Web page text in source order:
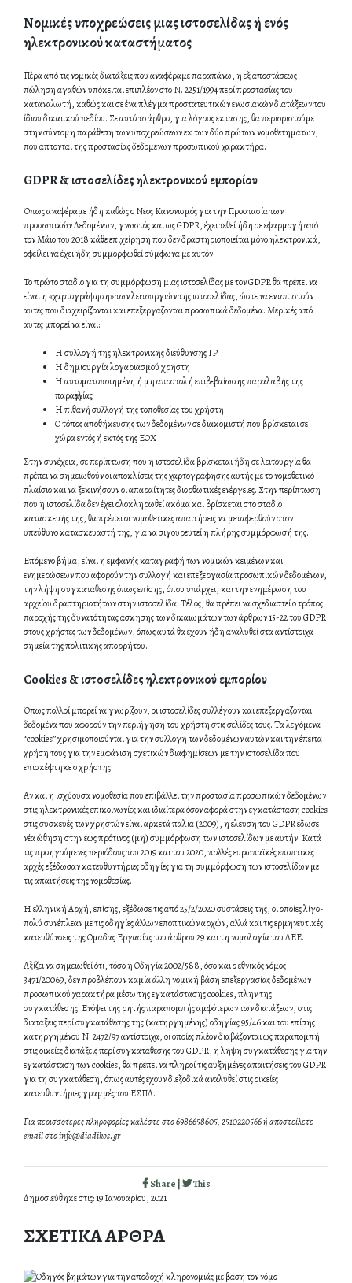
Νομικές υποχρεώσεις μιας ιστοσελίδας ή ενός
ηλεκτρονικού καταστήματος
Πέρα από τις νομικές διατάξεις που αναφέραμε παραπάνω, η εξ αποστάσεως
πώληση αγαθών υπόκειται επιπλέον στο Ν. 2251/1994 περί προστασίας του
καταναλωτή, καθώς και σε ένα πλέγμα προστατευτικών ενωσιακών διατάξεων του
ίδιου δικαιικού πεδίου. Σε αυτό το άρθρο, για λόγους έκτασης, θα περιοριστούμε
στην σύντομη παράθεση των υποχρεώσεων εκ των δύο πρώτων νομοθετημάτων,
που άπτονται της προστασίας δεδομένων προσωπικού χαρακτήρα.
GDPR & ιστοσελίδες ηλεκτρονικού εμπορίου
Όπως αναφέραμε ήδη καθώς ο Νέος Κανονισμός για την Προστασία των
προσωπικών Δεδομένων, γνωστός και ως GDPR, έχει τεθεί ήδη σε εφαρμογή από
τον Μάιο του 2018 κάθε επιχείρηση που δεν δραστηριοποιείται μόνο ηλεκτρονικά,
οφείλει να έχει ήδη συμμορφωθεί σύμφωνα με αυτόν.
Το πρώτο στάδιο για τη συμμόρφωση μιας ιστοσελίδας με τον GDPR θα πρέπει να
είναι η «χαρτογράφηση» των λειτουργιών της ιστοσελίδας, ώστε να εντοπιστούν
αυτές που διαχειρίζονται και επεξεργάζονται προσωπικά δεδομένα. Μερικές από
αυτές μπορεί να είναι:
Η συλλογή της ηλεκτρονικής διεύθυνσης IP
Η δημιουργία λογαριασμού χρήστη
Η αυτοματοποιημένη ή μη αποστολή επιβεβαίωσης παραλαβής της
παραγγελίας
Η πιθανή συλλογή της τοποθεσίας του χρήστη
Ο τόπος αποθήκευσης των δεδομένων σε διακομιστή που βρίσκεται σε
χώρα εντός ή εκτός της ΕΟΧ
Στην συνέχεια, σε περίπτωση που η ιστοσελίδα βρίσκεται ήδη σε λειτουργία θα
πρέπει να σημειωθούν οι αποκλίσεις της χαρτογράφησης αυτής με το νομοθετικό
πλαίσιο και να ξεκινήσουν οι απαραίτητες διορθωτικές ενέργειες. Στην περίπτωση
που η ιστοσελίδα δεν έχει ολοκληρωθεί ακόμα και βρίσκεται στο στάδιο
κατασκευής της, θα πρέπει οι νομοθετικές απαιτήσεις να μεταφερθούν στον
υπεύθυνο κατασκευαστή της, για να σιγουρευτεί η πλήρης συμμόρφωσή της.
Επόμενο βήμα, είναι η εμφανής καταγραφή των νομικών κειμένων και
ενημερώσεων που αφορούν την συλλογή και επεξεργασία προσωπικών δεδομένων,
την λήψη συγκατάθεσης όπως επίσης, όπου υπάρχει, και την ενημέρωση του
αρχείου δραστηριοτήτων στην ιστοσελίδα. Τέλος, θα πρέπει να σχεδιαστεί ο τρόπος
παροχής της δυνατότητας άσκησης των δικαιωμάτων των άρθρων 15-22 του GDPR
στους χρήστες των δεδομένων, όπως αυτά θα έχουν ήδη αναλυθεί στα αντίστοιχα
σημεία της πολιτικής απορρήτου.
Cookies & ιστοσελίδες ηλεκτρονικού εμπορίου
Όπως πολλοί μπορεί να γνωρίζουν, οι ιστοσελίδες συλλέγουν και επεξεργάζονται
δεδομένα που αφορούν την περιήγηση του χρήστη στις σελίδες τους. Τα λεγόμενα
“cookies” χρησιμοποιούνται για την συλλογή των δεδομένων αυτών και την έπειτα
χρήση τους για την εμφάνιση σχετικών διαφημίσεων με την ιστοσελίδα που
επισκέφτηκε ο χρήστης.
Αν και η ισχύουσα νομοθεσία που επιβάλλει την προστασία προσωπικών δεδομένων
στις ηλεκτρονικές επικοινωνίες και ιδιαίτερα όσον αφορά στην εγκατάσταση cookies
στις συσκευές των χρηστών είναι αρκετά παλιά (2009), η έλευση του GDPR έδωσε
νέα ώθηση στην έως πρότινος (μη) συμμόρφωση των ιστοσελίδων με αυτήν. Κατά
τις προηγούμενες περιόδους του 2019 και του 2020, πολλές ευρωπαϊκές εποπτικές
αρχές εξέδωσαν κατευθυντήριες οδηγίες για τη συμμόρφωση των ιστοσελίδων με
τις απαιτήσεις της νομοθεσίας.
Η ελληνική Αρχή, επίσης, εξέδωσε τις από 25/2/2020 συστάσεις της, οι οποίες λίγο-
πολύ συνέπλεαν με τις οδηγίες άλλων εποπτικών αρχών, αλλά και τις ερμηνευτικές
κατευθύνσεις της Ομάδας Εργασίας του άρθρου 29 και τη νομολογία του ΔΕΕ.
Αξίζει να σημειωθεί ότι, τόσο η Οδηγία 2002/588, όσο και ο εθνικός νόμος
3471/20069, δεν προβλέπουν καμία άλλη νομική βάση επεξεργασίας δεδομένων
προσωπικού χαρακτήρα μέσω της εγκατάστασης cookies, πλην της
συγκατάθεσης. Ενόψει της ρητής παραπομπής αμφότερων των διατάξεων, στις
διατάξεις περί συγκατάθεσης της (κατηργημένης) οδηγίας 95/46 και του επίσης
κατηργημένου Ν. 2472/97 αντίστοιχα, οι οποίες πλέον διαβάζονται ως παραπομπή
στις οικείες διατάξεις περί συγκατάθεσης του GDPR, η λήψη συγκατάθεσης για την
εγκατάσταση των cookies, θα πρέπει να πληροί τις αυξημένες απαιτήσεις του GDPR
για τη συγκατάθεση, όπως αυτές έχουν διεξοδικά αναλυθεί στις οικείες
κατευθυντήριες γραμμές του ΕΣΠΔ.
Για περισσότερες πληροφορίες καλέστε στο 6986658605, 2510220566 ή αποστείλετε
email στοinfo@diadikos.gr
Share |
This
Δημοσιεύθηκε στις: 19 Ιανουαρίου, 2021
ΣΧΕΤΙΚΑ ΑΡΘΡΑ